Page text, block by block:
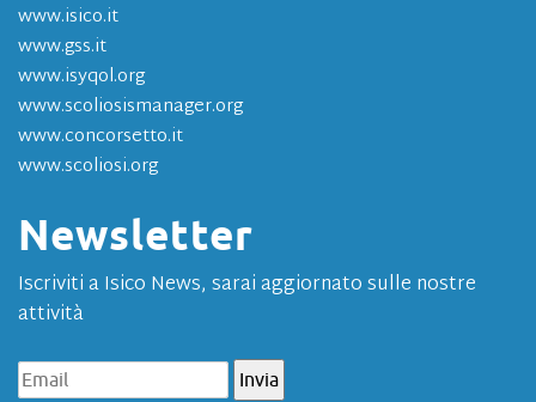
www.isico.it
www.gss.it
www.isyqol.org
www.scoliosismanager.org
www.concorsetto.it
www.scoliosi.org
Newsletter
Iscriviti a Isico News, sarai aggiornato sulle nostre
attività
Dal 2009
deformità
trattamento
riabilitativo